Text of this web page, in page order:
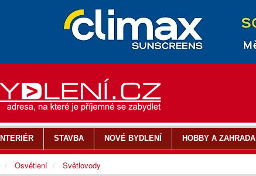
INTERIÉR STAVBA NOVÉ BYDLENÍ HOBBY A ZAHRADA
Osvětlení Světlovody